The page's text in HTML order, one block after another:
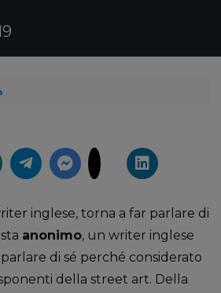
inglese, torna a far parlare di
anonimo, un writer inglese
di sé perché considerato
della street art. Della